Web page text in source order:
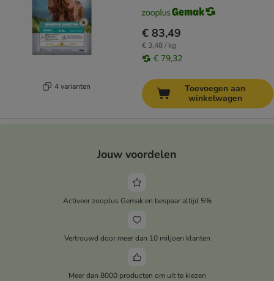
4 varianten
€ 83,49
€ 3,48 / kg
€ 79,32
Toevoegen aan
winkelwagen
Jouw voordelen
Activeer zooplus Gemak en bespaar altijd 5%
Vertrouwd door meer dan 10 miljoen klanten
Meer dan 8000 producten om uit te kiezen